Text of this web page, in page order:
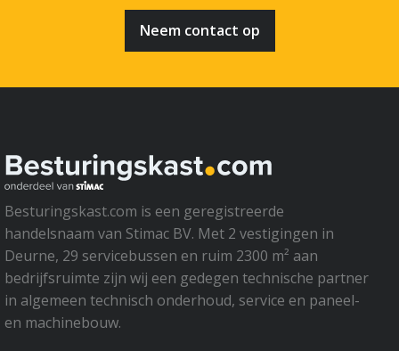
Neem contact op
Besturingskast.com is een geregistreerde
handelsnaam van Stimac BV. Met 2 vestigingen in
Deurne, 29 servicebussen en ruim 2300 m² aan
bedrijfsruimte zijn wij een gedegen technische partner
in algemeen technisch onderhoud, service en paneel-
en machinebouw.